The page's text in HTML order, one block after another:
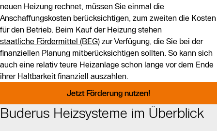
neuen Heizung rechnet, müssen Sie einmal die
Anschaffungskosten berücksichtigen, zum zweiten die Kosten
für den Betrieb. Beim Kauf der Heizung stehen
staatliche Fördermittel (BEG) zur Verfügung, die Sie bei der
finanziellen Planung mitberücksichtigen sollten. So kann sich
auch eine relativ teure Heizanlage schon lange vor dem Ende
ihrer Haltbarkeit finanziell auszahlen.
Jetzt Förderung nutzen!
Buderus Heizsysteme im Überblick